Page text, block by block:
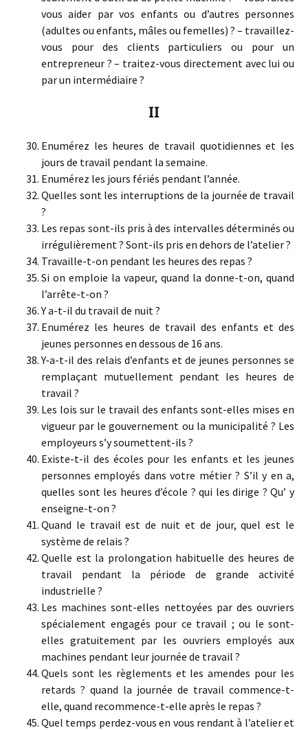
vous aider par vos enfants ou d’autres personnes
(adultes ou enfants, mâles ou femelles) ? – travaillez-
vous pour des clients particuliers ou pour un
entrepreneur ? – traitez-vous directement avec lui ou
par un intermédiaire ?
II
Enumérez les heures de travail quotidiennes et les
jours de travail pendant la semaine.
Enumérez les jours fériés pendant l’année.
Quelles sont les interruptions de la journée de travail
?
Les repas sont-ils pris à des intervalles déterminés ou
irrégulièrement ? Sont-ils pris en dehors de l’atelier ?
Travaille-t-on pendant les heures des repas ?
Si on emploie la vapeur, quand la donne-t-on, quand
l’arrête-t-on ?
Y a-t-il du travail de nuit ?
Enumérez les heures de travail des enfants et des
jeunes personnes en dessous de 16 ans.
Y-a-t-il des relais d’enfants et de jeunes personnes se
remplaçant mutuellement pendant les heures de
travail ?
Les lois sur le travail des enfants sont-elles mises en
vigueur par le gouvernement ou la municipalité ? Les
employeurs s’y soumettent-ils ?
Existe-t-il des écoles pour les enfants et les jeunes
personnes employés dans votre métier ? S’il y en a,
quelles sont les heures d’école ? qui les dirige ? Qu’ y
enseigne-t-on ?
Quand le travail est de nuit et de jour, quel est le
système de relais ?
Quelle est la prolongation habituelle des heures de
travail pendant la période de grande activité
industrielle ?
Les machines sont-elles nettoyées par des ouvriers
spécialement engagés pour ce travail ; ou le sont-
elles gratuitement par les ouvriers employés aux
machines pendant leur journée de travail ?
Quels sont les règlements et les amendes pour les
retards ? quand la journée de travail commence-t-
elle, quand recommence-t-elle après le repas ?
Quel temps perdez-vous en vous rendant à l’atelier et